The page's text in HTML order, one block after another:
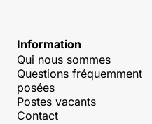
Information
Qui nous sommes
Questions fréquemment
posées
Postes vacants
Contact